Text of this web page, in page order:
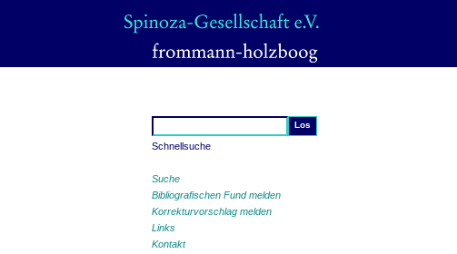
Schnellsuche
Suche
Bibliografischen Fund melden
Korrekturvorschlag melden
Links
Kontakt